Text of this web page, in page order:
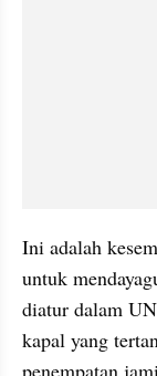
Ini adalah
untuk
diatur dalam
kapal yang